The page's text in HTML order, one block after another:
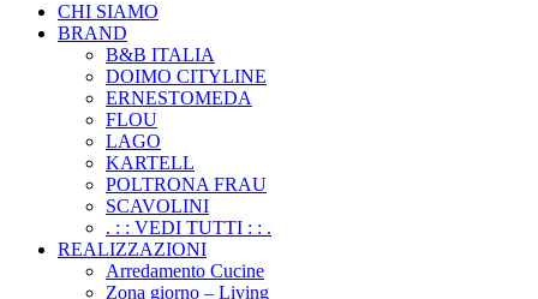
CHI SIAMO
BRAND
B&B ITALIA
DOIMO CITYLINE
ERNESTOMEDA
FLOU
LAGO
KARTELL
POLTRONA FRAU
SCAVOLINI
. : : VEDI TUTTI : : .
REALIZZAZIONI
Arredamento Cucine
Zona giorno – Living